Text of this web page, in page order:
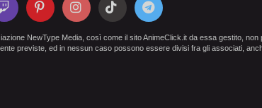
NewType Media, così come il sito AnimeClick.it da essa gestito, non
previste, ed in nessun caso possono essere divisi fra gli associati,